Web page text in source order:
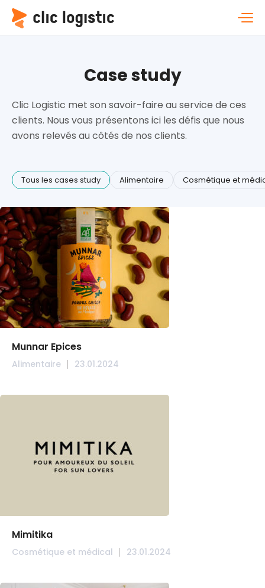
Case study
Clic Logistic met son savoir-faire au service de ces
clients. Nous vous présentons ici les défis que nous
avons relevés au côtés de nos clients.
Tous les cases study Alimentaire Cosmétique et
Munnar Epices
Alimentaire 23.01.2024
Mimitika
Cosmétique et médical 23.01.2024